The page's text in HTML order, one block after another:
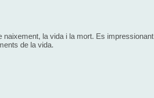
la vida i la mort. Es impressionant
de la vida.